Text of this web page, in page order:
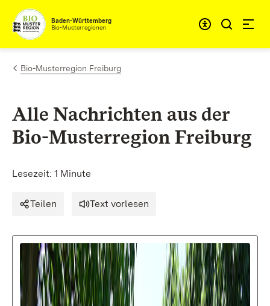
Zum Inhalt springen
Baden-Württemberg
Bio-Musterregionen
Bio-Musterregion Freiburg
Alle Nachrichten aus der
Bio-Musterregion Freiburg
Lesezeit: 1 Minute
Teilen Text vorlesen